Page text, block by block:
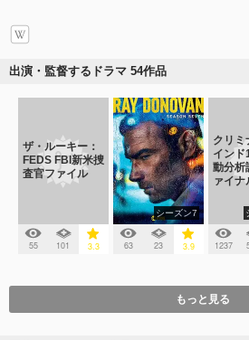
出演・監督するドラマ 54作品
ザ・ルーキー：
FEDS FBI新米捜
査官ファイル
55 101 3.3
シーズン7
63 23 3.9
クリミ
インド
動分析
ァイナ
1237
もっと見る